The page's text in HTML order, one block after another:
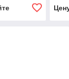
-